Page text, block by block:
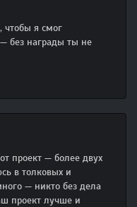
чтобы я смог
без награды ты не
проект — более двух
в толковых и
— никто без дела
проект лучше и